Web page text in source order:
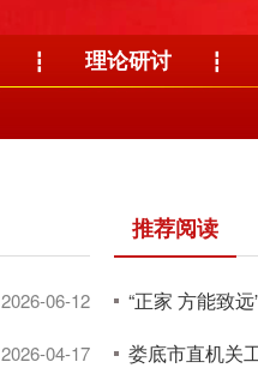
┇ 理论研讨 ┇
2026-06-12
2026-04-17
推荐阅读